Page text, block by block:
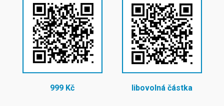
999 Kč libovolná částka